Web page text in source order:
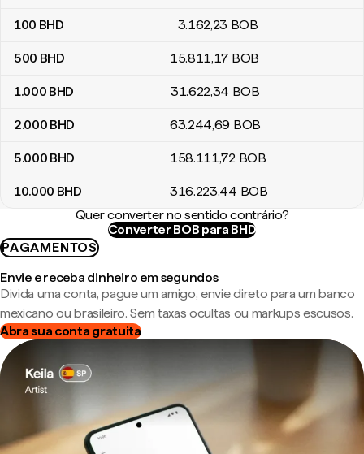
100 BHD 3.162,23 BOB
500 BHD 15.811,17 BOB
1.000 BHD 31.622,34 BOB
2.000 BHD 63.244,69 BOB
5.000 BHD 158.111,72 BOB
10.000 BHD 316.223,44 BOB
Quer converter no sentido contrário?
Converter BOB para BHD
PAGAMENTOS
Envie e receba dinheiro em segundos
Divida uma conta, pague um amigo, envie direto para um banco
mexicano ou brasileiro. Sem taxas ocultas ou markups escusos.
Abra sua conta gratuita